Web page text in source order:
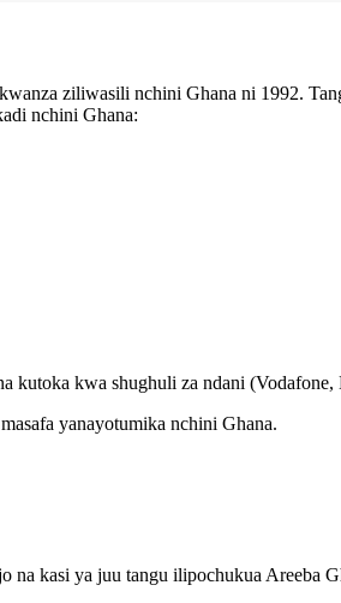
ziliwasili nchini Ghana ni 1992.
nchini Ghana:
kutoka kwa shughuli za ndani
yanayotumika nchini Ghana.
kasi ya juu tangu ilipochukua Areeba